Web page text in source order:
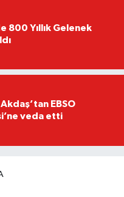
800 Yıllık Gelenek
EBSO
veda etti